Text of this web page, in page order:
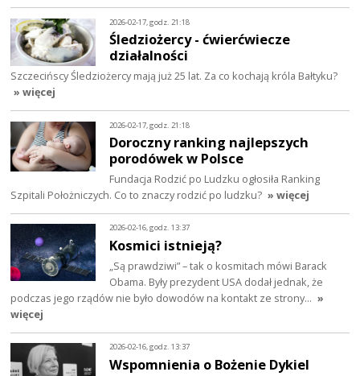
2026-02-17, godz. 21:18
Śledziożercy - ćwierćwiecze
działalności
Szczecińscy Śledziożercy mają już 25 lat. Za co kochają króla Bałtyku?
» więcej
2026-02-17, godz. 21:18
Doroczny ranking najlepszych
porodówek w Polsce
Fundacja Rodzić po Ludzku ogłosiła Ranking
Szpitali Położniczych. Co to znaczy rodzić po ludzku? » więcej
2026-02-16, godz. 13:37
Kosmici istnieją?
„Są prawdziwi” – tak o kosmitach mówi Barack
Obama. Były prezydent USA dodał jednak, że
podczas jego rządów nie było dowodów na kontakt ze strony… »
więcej
2026-02-16, godz. 13:37
Wspomnienia o Bożenie Dykiel